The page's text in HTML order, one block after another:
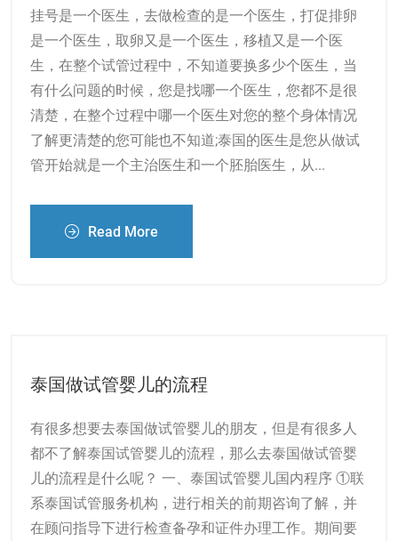
挂号是一个医生，去做检查的是一个医生，打促排卵
是一个医生，取卵又是一个医生，移植又是一个医
生，在整个试管过程中，不知道要换多少个医生，当
有什么问题的时候，您是找哪一个医生，您都不是很
清楚，在整个过程中哪一个医生对您的整个身体情况
了解更清楚的您可能也不知道;泰国的医生是您从做试
管开始就是一个主治医生和一个胚胎医生，从...
Read More
泰国做试管婴儿的流程
有很多想要去泰国做试管婴儿的朋友，但是有很多人
都不了解泰国试管婴儿的流程，那么去泰国做试管婴
儿的流程是什么呢？ 一、泰国试管婴儿国内程序 ①联
系泰国试管服务机构，进行相关的前期咨询了解，并
在顾问指导下进行检查备孕和证件办理工作。期间要